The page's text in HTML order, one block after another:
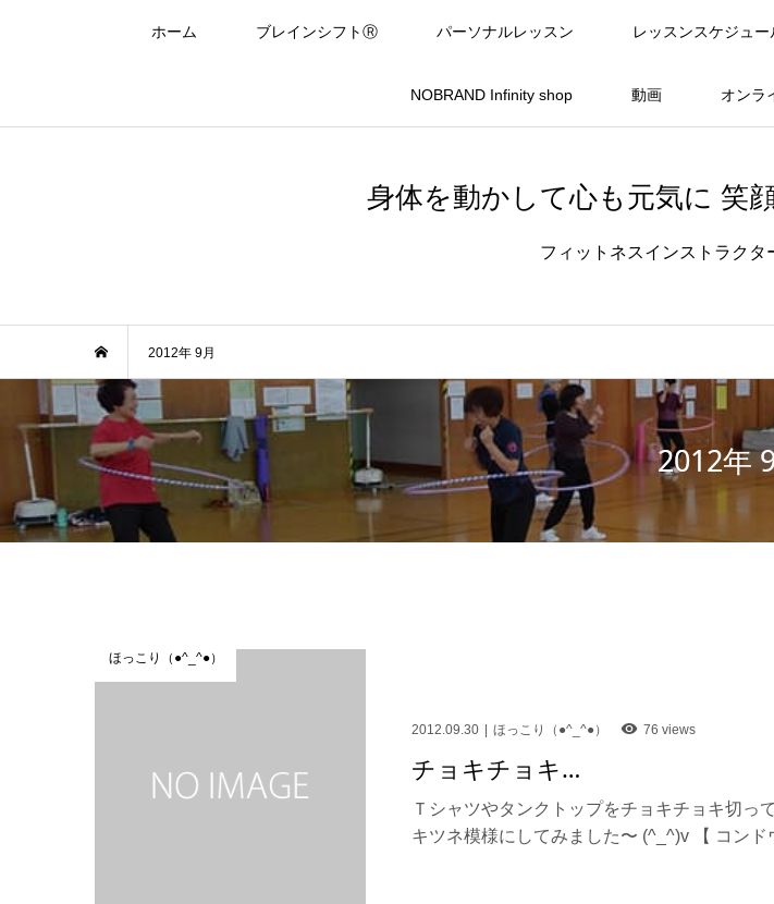
ホーム ブレインシフトⓇ パーソナルレッスン レッスンスケジュー
NOBRAND Infinity shop 動画 オンラ
身体を動かして心も元気に 笑
フィットネスインストラク
2012年 9月
2012年
ほっこり（●^_^●）
2012.09.30 ほっこり（●^_^●） 76 views
チョキチョキ…
Ｔシャツやタンクトップをチョキチョキ切っ
キツネ模様にしてみました〜 (^_^)v 【 コンド